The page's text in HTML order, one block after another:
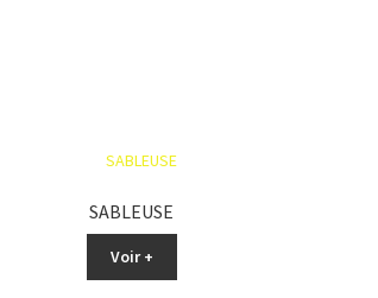
SABLEUSE
Voir +